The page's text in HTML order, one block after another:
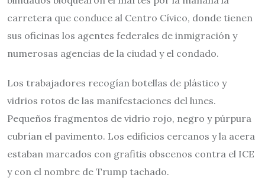
carretera que conduce al Centro Cívico, donde tienen
sus oficinas los agentes federales de inmigración y
numerosas agencias de la ciudad y el condado.
Los trabajadores recogían botellas de plástico y
vidrios rotos de las manifestaciones del lunes.
Pequeños fragmentos de vidrio rojo, negro y púrpura
cubrían el pavimento. Los edificios cercanos y la acera
estaban marcados con grafitis obscenos contra el ICE
y con el nombre de Trump tachado.